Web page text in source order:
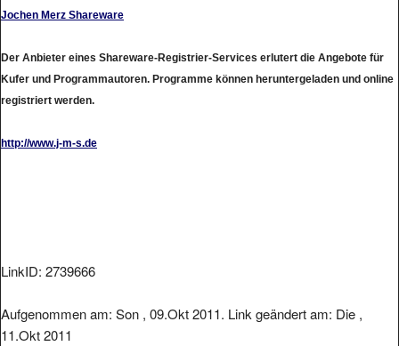
Jochen Merz Shareware
Der Anbieter eines Shareware-Registrier-Services erlutert die Angebote für
Kufer und Programmautoren. Programme können heruntergeladen und online
registriert werden.
http://www.j-m-s.de
LinkID: 2739666
Aufgenommen am: Son , 09.Okt 2011. Link geändert am: Die ,
11.Okt 2011